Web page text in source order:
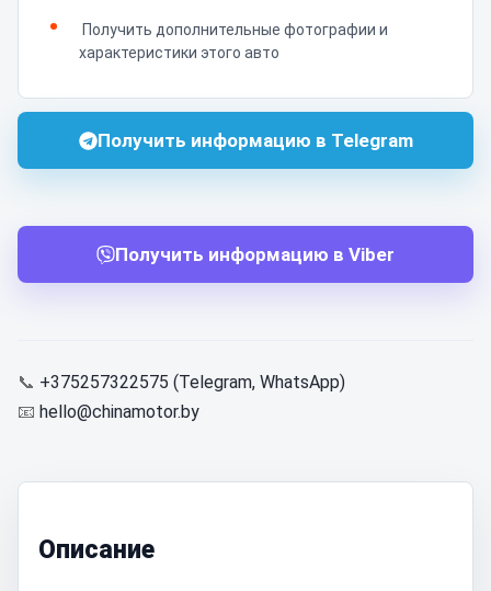
Получить дополнительные фотографии и
характеристики этого авто
Получить информацию в Telegram
Получить информацию в Viber
📞 +375257322575 (Telegram, WhatsApp)
📧 hello@chinamotor.by
Описание